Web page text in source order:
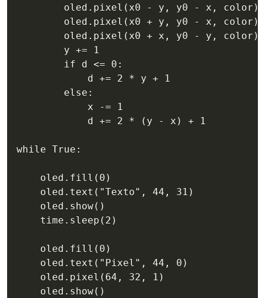
        oled.pixel(x0 - y, y0 - x, color)
        oled.pixel(x0 + y, y0 - x, color)
        oled.pixel(x0 + x, y0 - y, color)
        y += 1
        if d <= 0:
            d += 2 * y + 1
        else:
            x -= 1
            d += 2 * (y - x) + 1
while True:
    oled.fill(0)
    oled.text("Texto", 44, 31)
    oled.show()
    time.sleep(2)
    oled.fill(0)
    oled.text("Pixel", 44, 0)
    oled.pixel(64, 32, 1)
    oled.show()